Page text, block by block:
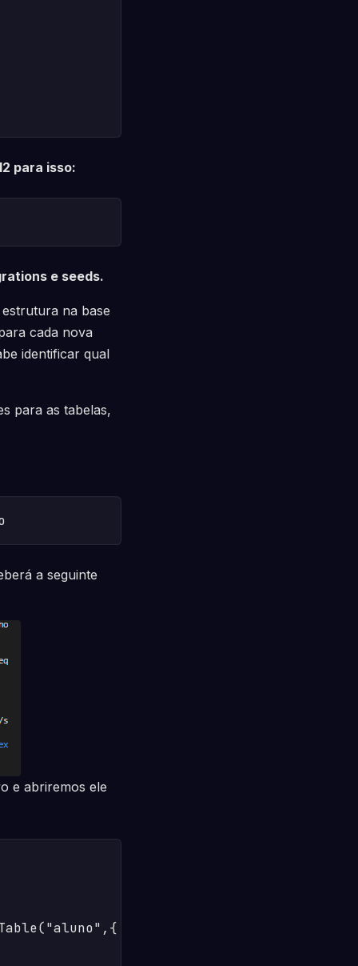
para isso:
e seeds.
na base
cada nova
identificar qual
para as tabelas,
a seguinte
e abriremos ele